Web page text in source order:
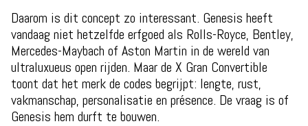
Daarom is dit concept zo interessant. Genesis heeft
vandaag niet hetzelfde erfgoed als Rolls-Royce, Bentley,
Mercedes-Maybach of Aston Martin in de wereld van
ultraluxueus open rijden. Maar de X Gran Convertible
toont dat het merk de codes begrijpt: lengte, rust,
vakmanschap, personalisatie en présence. De vraag is of
Genesis hem durft te bouwen.